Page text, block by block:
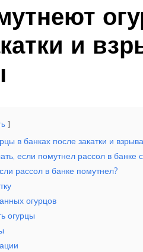
и
в банках после закатки и
если помутнел рассол в банке
рассол в банке помутнел?
огурцов
огурцы